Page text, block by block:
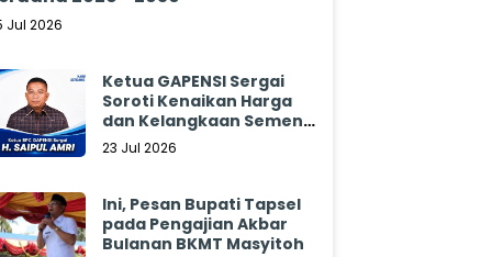
Jul 2026
Ketua GAPENSI Sergai
Soroti Kenaikan Harga
dan Kelangkaan Semen,
Minta Pemerintah
23 Jul 2026
Ini, Pesan Bupati Tapsel
pada Pengajian Akbar
Bulanan BKMT Masyitoh